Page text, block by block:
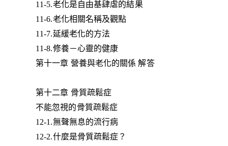
11-5.老化是自由基肆虐的結果
11-6.老化相關名稱及觀點
11-7.延緩老化的方法
11-8.修養－心靈的健康
第十一章 營養與老化的關係 解答
第十二章 骨質疏鬆症
不能忽視的骨質疏鬆症
12-1.無聲無息的流行病
12-2.什麼是骨質疏鬆症？